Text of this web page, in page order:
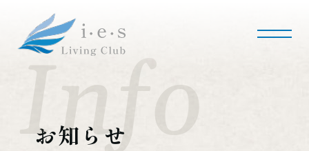
お知らせ
i・e・sリビング倶楽部について
事業内容
会社概要
施工事例・実績